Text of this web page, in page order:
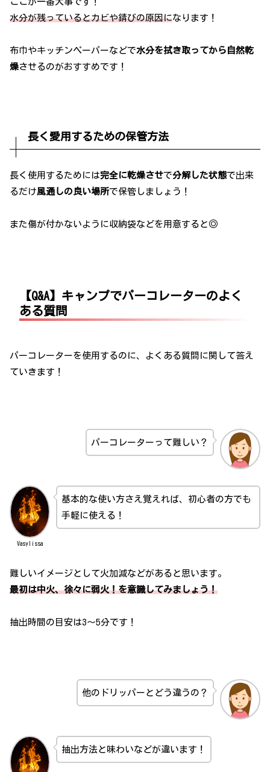
水分が残っているとカビや錆びの原因になります！
布巾やキッチンペーパーなどで水分を拭き取ってから自然乾
燥させるのがおすすめです！
長く愛用するための保管方法
長く使用するためには完全に乾燥させで分解した状態で出来
るだけ風通しの良い場所で保管しましょう！
また傷が付かないように収納袋などを用意すると◎
【Q&A】キャンプでパーコレーターのよく
ある質問
パーコレーターを使用するのに、よくある質問に関して答え
ていきます！
パーコレーターって難しい？
Vasylissa
基本的な使い方さえ覚えれば、初心者の方でも
手軽に使える！
難しいイメージとして火加減などがあると思います。
最初は中火、徐々に弱火！を意識してみましょう！
抽出時間の目安は3～5分です！
他のドリッパーとどう違うの？
抽出方法と味わいなどが違います！